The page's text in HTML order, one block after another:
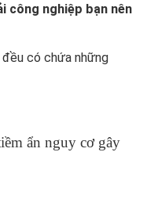
công nghiệp bạn nên
có chứa những